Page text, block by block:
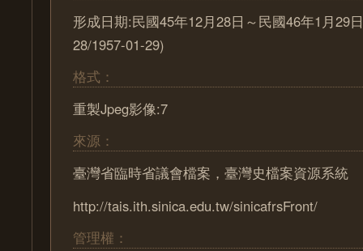
形成日期:民國45年12月28日～民國46年1月29
28/1957-01-29)
格式：
重製Jpeg影像:7
來源：
臺灣省臨時省議會檔案，臺灣史檔案資源系統
http://tais.ith.sinica.edu.tw/sinicafrsFront/
管理權：